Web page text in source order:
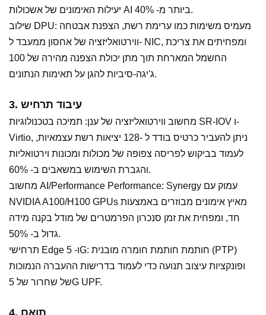
יעילות האימונים של אשכולות AI ביותר מ- 40%.
שילוב DPU: מעמיס משימות כמו ערימת רשת, הצפנת אבטחה
ווירטואליזציה של אחסון ממעבד ל- NIC, ומפחיתים את צריכת
החשמל המארחת תוך מתן יכולת הצפנה מהירה של 100
ג'יגה-סיביות להגן על תאימות הנתונים.
3. עיבוד תרחיש
מחשוב ווירטואליזציה של ענן: תמיכה בטכנולוגיות SR-IOV ו-
Virtio, ניתן להעביר כרטיס בודד ל -128 יציאות רשת עצמאיות,
לעמוד בביקוש לפריסה צפופה של מכולות ומכונות וירטואליות
והגברת השימוש במשאבים ב- 60%.
מחשוב AI/Performance Performance: Synergy עמוק עם
NVIDIA A100/H100 GPUs מאיץ אימונים מבוזרים באמצעות
חד, ומפחית את זמן סנכרון הפרמטרים של מודל בקנה מידה
גדול ב- 50%.
תרחישי Edge ו- 5G: חותמת חותמת חומרה מובנית (PTP)
ופונקציות עיצוב תנועה כדי לעמוד בדרישות ההעברה הנמוכות
של שחרור של 5G UPF.